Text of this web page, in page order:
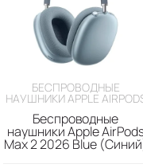
БЕСПРОВОДНЫЕ
НАУШНИКИ APPLE
Беспроводные
наушники Apple
Max 2 2026 Blue